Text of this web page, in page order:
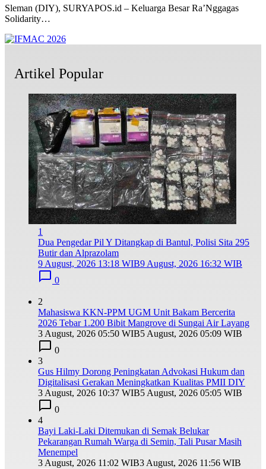
Sleman (DIY), SURYAPOS.id – Keluarga Besar Ra’Nggagas
Solidarity…
Artikel Popular
1
Dua Pengedar Pil Y Ditangkap di Bantul, Polisi Sita 295
Butir dan Alprazolam
9 August, 2026 13:18 WIB9 August, 2026 16:32 WIB
0
2
Mahasiswa KKN-PPM UGM Unit Bakam Bercerita
2026 Tebar 1.200 Bibit Mangrove di Sungai Air Layang
3 August, 2026 05:50 WIB5 August, 2026 05:09 WIB
0
3
Gus Hilmy Dorong Peningkatan Advokasi Hukum dan
Digitalisasi Gerakan Meningkatkan Kualitas PMII DIY
3 August, 2026 10:37 WIB5 August, 2026 05:05 WIB
0
4
Bayi Laki-Laki Ditemukan di Semak Belukar
Pekarangan Rumah Warga di Semin, Tali Pusar Masih
Menempel
3 August, 2026 11:02 WIB3 August, 2026 11:56 WIB